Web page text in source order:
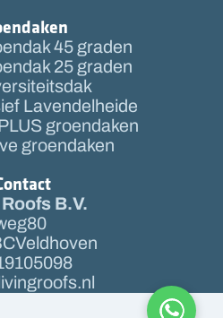
45 graden
25 graden
Lavendelheide
groendaken
groendaken
B.V.
80
Veldhoven